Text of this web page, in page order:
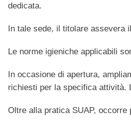
dedicata.
In tale sede, il titolare assevera
Le norme igieniche applicabili
In occasione di apertura,
richiesti per la specifica attività.
Oltre alla pratica SUAP, occorre